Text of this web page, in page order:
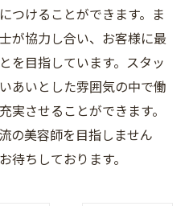
つけることができます。ま
が協力し合い、お客様に最
を目指しています。スタッ
あいとした雰囲気の中で働
実させることができます。
の美容師を目指しません
待ちしております。